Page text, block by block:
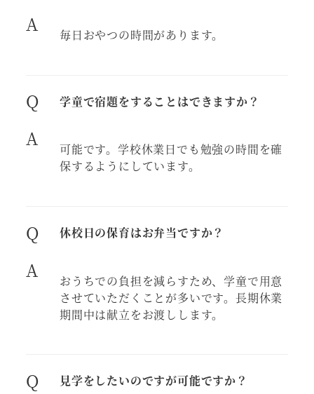
A 毎日おやつの時間があります。
Q 学童で宿題をすることはできますか？
A
可能です。学校休業日でも勉強の時間を確
保するようにしています。
Q 休校日の保育はお弁当ですか？
A
おうちでの負担を減らすため、学童で用意
させていただくことが多いです。長期休業
期間中は献立をお渡しします。
Q 見学をしたいのですが可能ですか？